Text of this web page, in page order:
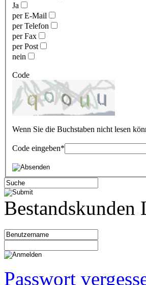
Ja
per E-Mail
per Telefon
per Fax
per Post
nein
Code
Wenn Sie die Buchstaben nicht lesen
Code eingeben*
Bestandskunden
Passwort